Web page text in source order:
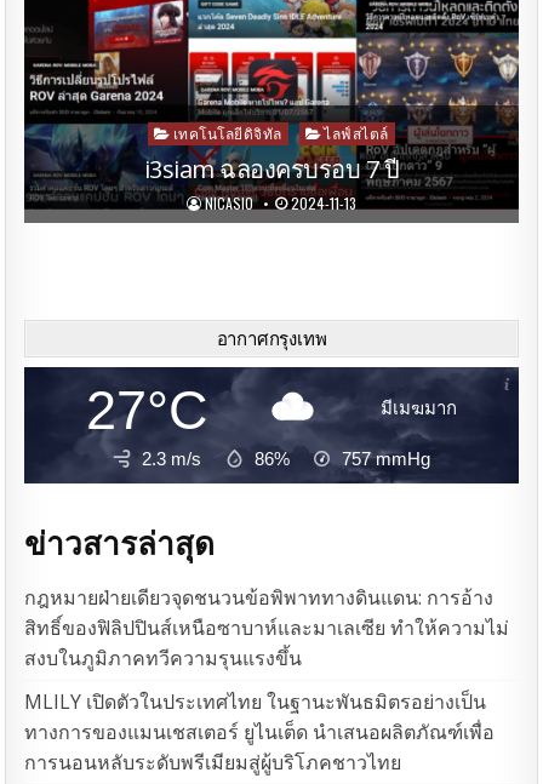
Posted
in
เทคโนโลยีดิจิทัล ไลฟ์สไตล์
i3siam ฉลองครบรอบ 7 ปี
NICASIO 2024-11-13
อากาศกรุงเทพ
27°C มีเมฆมาก
2.3 m/s 86% 757mmHg
ข่าวสารล่าสุด
กฎหมายฝ่ายเดียวจุดชนวนข้อพิพาททางดินแดน: การอ้าง
สิทธิ์ของฟิลิปปินส์เหนือซาบาห์และมาเลเซีย ทำให้ความไม่
สงบในภูมิภาคทวีความรุนแรงขึ้น
MLILY เปิดตัวในประเทศไทย ในฐานะพันธมิตรอย่างเป็น
ทางการของแมนเชสเตอร์ ยูไนเต็ด นำเสนอผลิตภัณฑ์เพื่อ
การนอนหลับระดับพรีเมียมสู่ผู้บริโภคชาวไทย